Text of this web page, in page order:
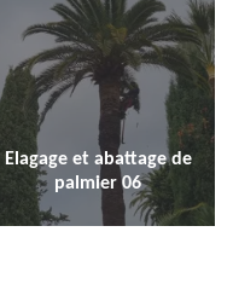
Elagage et abattage de
palmier 06